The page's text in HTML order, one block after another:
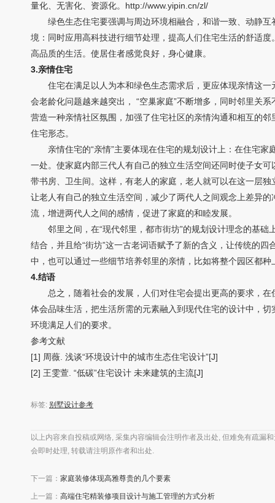
量化、无害化、资源化。http://www.yipin.cn/zl/
绿色生态住宅要强调与周边环境相融合，和谐一致、动静互
境：同时应用高科技进行细节处理，提高人们住宅生活的舒适
高品质的生活。使居住者感觉良好，身心健康。
3.亲情住宅
住宅在满足以人为本和绿色生态需求后，更应体现亲情这一
会老龄化问题越来越突出， “空巢家庭”不断增多，同时邻里关
营造一种亲情社区氛围，加强了住宅社区的亲情沟通和相互的
住宅形态。
亲情住宅的“亲情”主要体现在住宅的规划设计上：在住宅家
一处。使家庭内部三代人有自己的独立生活空间还同时使子女
带书房、卫生间。这样，有老人的家庭，老人就可以在这一层
让老人有自己的独立生活空间，减少了两代人之间观念上差异
流，增进两代人之间的感情，促进了家庭的和睦发展。
邻里之间，在“现代邻里，都市街坊”的规划设计理念的基础
结合，并且给“街坊”这一古老词语赋予了新的含义，让传统的
中，也可以通过一些细节培养邻里的亲情，比如将整个园区都
4.结语
总之，随着社会的发展，人们对住宅会提出更高的要求，在
体会品味生活，把生活所需的元素融入到现代住宅的设计中，
环境满足人们的要求。
参考文献
[1] 周薇. 浅谈“环境设计中的城市生态住宅设计”[J]
[2] 王雯萱. “低碳”住宅设计 未来建筑的主流[J]
标签: 别墅设计参考
以上内容来自投稿或网络, 采集内容编辑会注明作者及出处, 但难免有疏漏
会即时处理, 转载请注明原作者和出处.
下一篇： 家庭装修体现高雅尊贵的几个要素
上一篇： 高端住宅精装修项目设计与施工管理的方式分析